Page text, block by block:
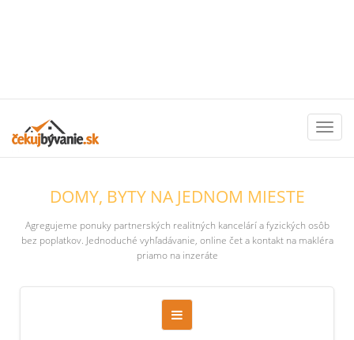
DOMY, BYTY NA JEDNOM MIESTE
Agregujeme ponuky partnerských realitných kancelárí a fyzických osôb
bez poplatkov. Jednoduché vyhľadávanie, online čet a kontakt na makléra
priamo na inzeráte